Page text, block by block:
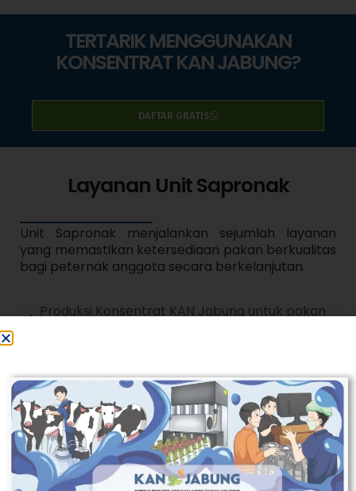
TERTARIK MENGGUNAKAN
KONSENTRAT KAN JABUNG?
DAFTAR GRATIS
Layanan Unit Sapronak
Unit Sapronak menjalankan sejumlah layanan
yang memastikan ketersediaan pakan berkualitas
bagi peternak anggota secara berkelanjutan.
Produksi Konsentrat KAN Jabung untuk pakan
Distribusi sarana produksi peternakan ke
anggota
Dukungan produk pakan bersertifikat NPP
Pakan